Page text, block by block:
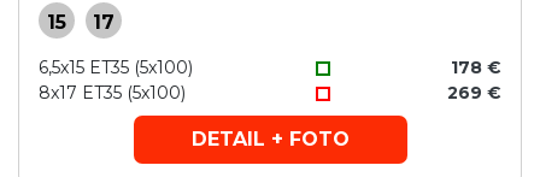
15 17
6,5x15 ET35 (5x100)
178 €
8x17 ET35 (5x100)
269 €
DETAIL + FOTO